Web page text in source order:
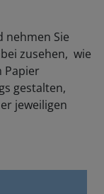
nehmen Sie
zusehen, wie
Papier
gestalten,
jeweiligen